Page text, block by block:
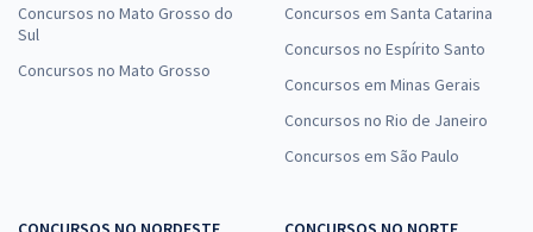
Concursos no Mato Grosso do
Sul
Concursos no Mato Grosso
Concursos em Santa Catarina
Concursos no Espírito Santo
Concursos em Minas Gerais
Concursos no Rio de Janeiro
Concursos em São Paulo